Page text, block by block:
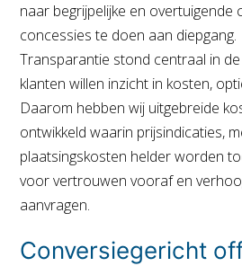
naar begrijpelijke en overtuigende
concessies te doen aan diepgang.
Transparantie stond centraal in
klanten willen inzicht in kosten,
Daarom hebben wij uitgebreide
ontwikkeld waarin prijsindicaties,
plaatsingskosten helder worden
voor vertrouwen vooraf en
aanvragen.
Conversiegericht